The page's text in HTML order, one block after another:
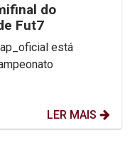
do
Fut7
LER MAIS